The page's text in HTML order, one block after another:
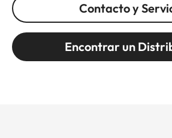
Contacto y
Encontrar un